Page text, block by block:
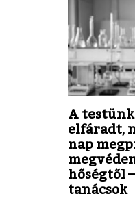
A
elfáradt,
nap
hőségtől
tanácsok